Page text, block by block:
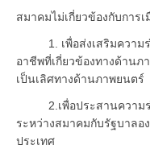
สมาคมไม่เกี่ยวข้องกับการ
1. เพื่อส่งเสริมความร่ว
อาชีพที่เกี่ยวข้องทางด้านภ
เป็นเลิศทางด้านภาพยนตร์
2.เพื่อประสานความร่ว
ระหว่างสมาคมกับรัฐบาลอ
ประเทศ